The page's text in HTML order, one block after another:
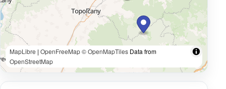
MapLibre | OpenFreeMap© OpenMapTiles Data from
OpenStreetMap